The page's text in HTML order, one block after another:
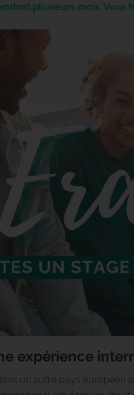
plusieurs mois. Vous
expérience
un autre pays européen